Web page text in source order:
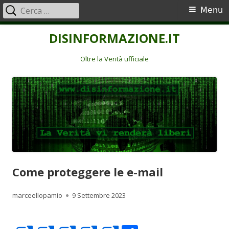
DISINFORMAZIONE.IT
Oltre la Verità ufficiale
Menu
principale
Menu
Ricerca
per:
Come proteggere le e-mail
Autore
marceellopamio Pubblicato
9 Settembre 2023